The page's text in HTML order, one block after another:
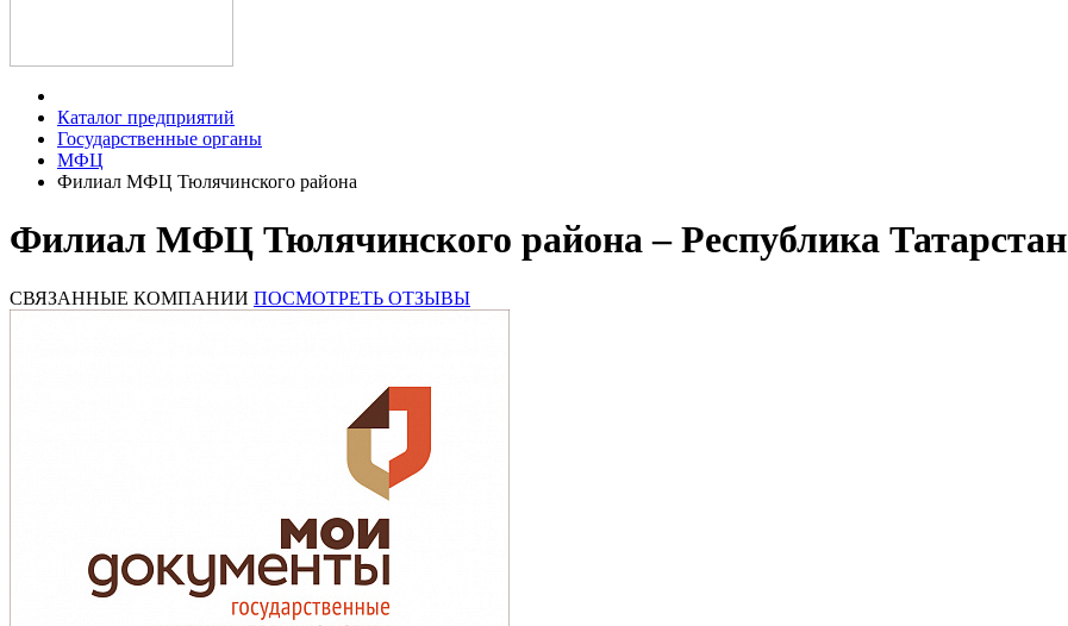
Каталог предприятий
Государственные органы
МФЦ
Филиал МФЦ Тюлячинского района
Филиал МФЦ Тюлячинского района – Республика Татарстан
СВЯЗАННЫЕ КОМПАНИИ ПОСМОТРЕТЬ ОТЗЫВЫ